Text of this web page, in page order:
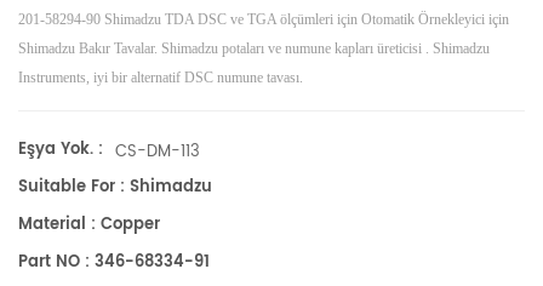
201-58294-90 Shimadzu TDA DSC ve TGA ölçümleri için Otomatik Örnekleyici için
Shimadzu Bakır Tavalar. Shimadzu potaları ve numune kapları üreticisi . Shimadzu
Instruments, iyi bir alternatif DSC numune tavası.
Eşya Yok. : CS-DM-113
Suitable For : Shimadzu
Material : Copper
Part NO : 346-68334-91